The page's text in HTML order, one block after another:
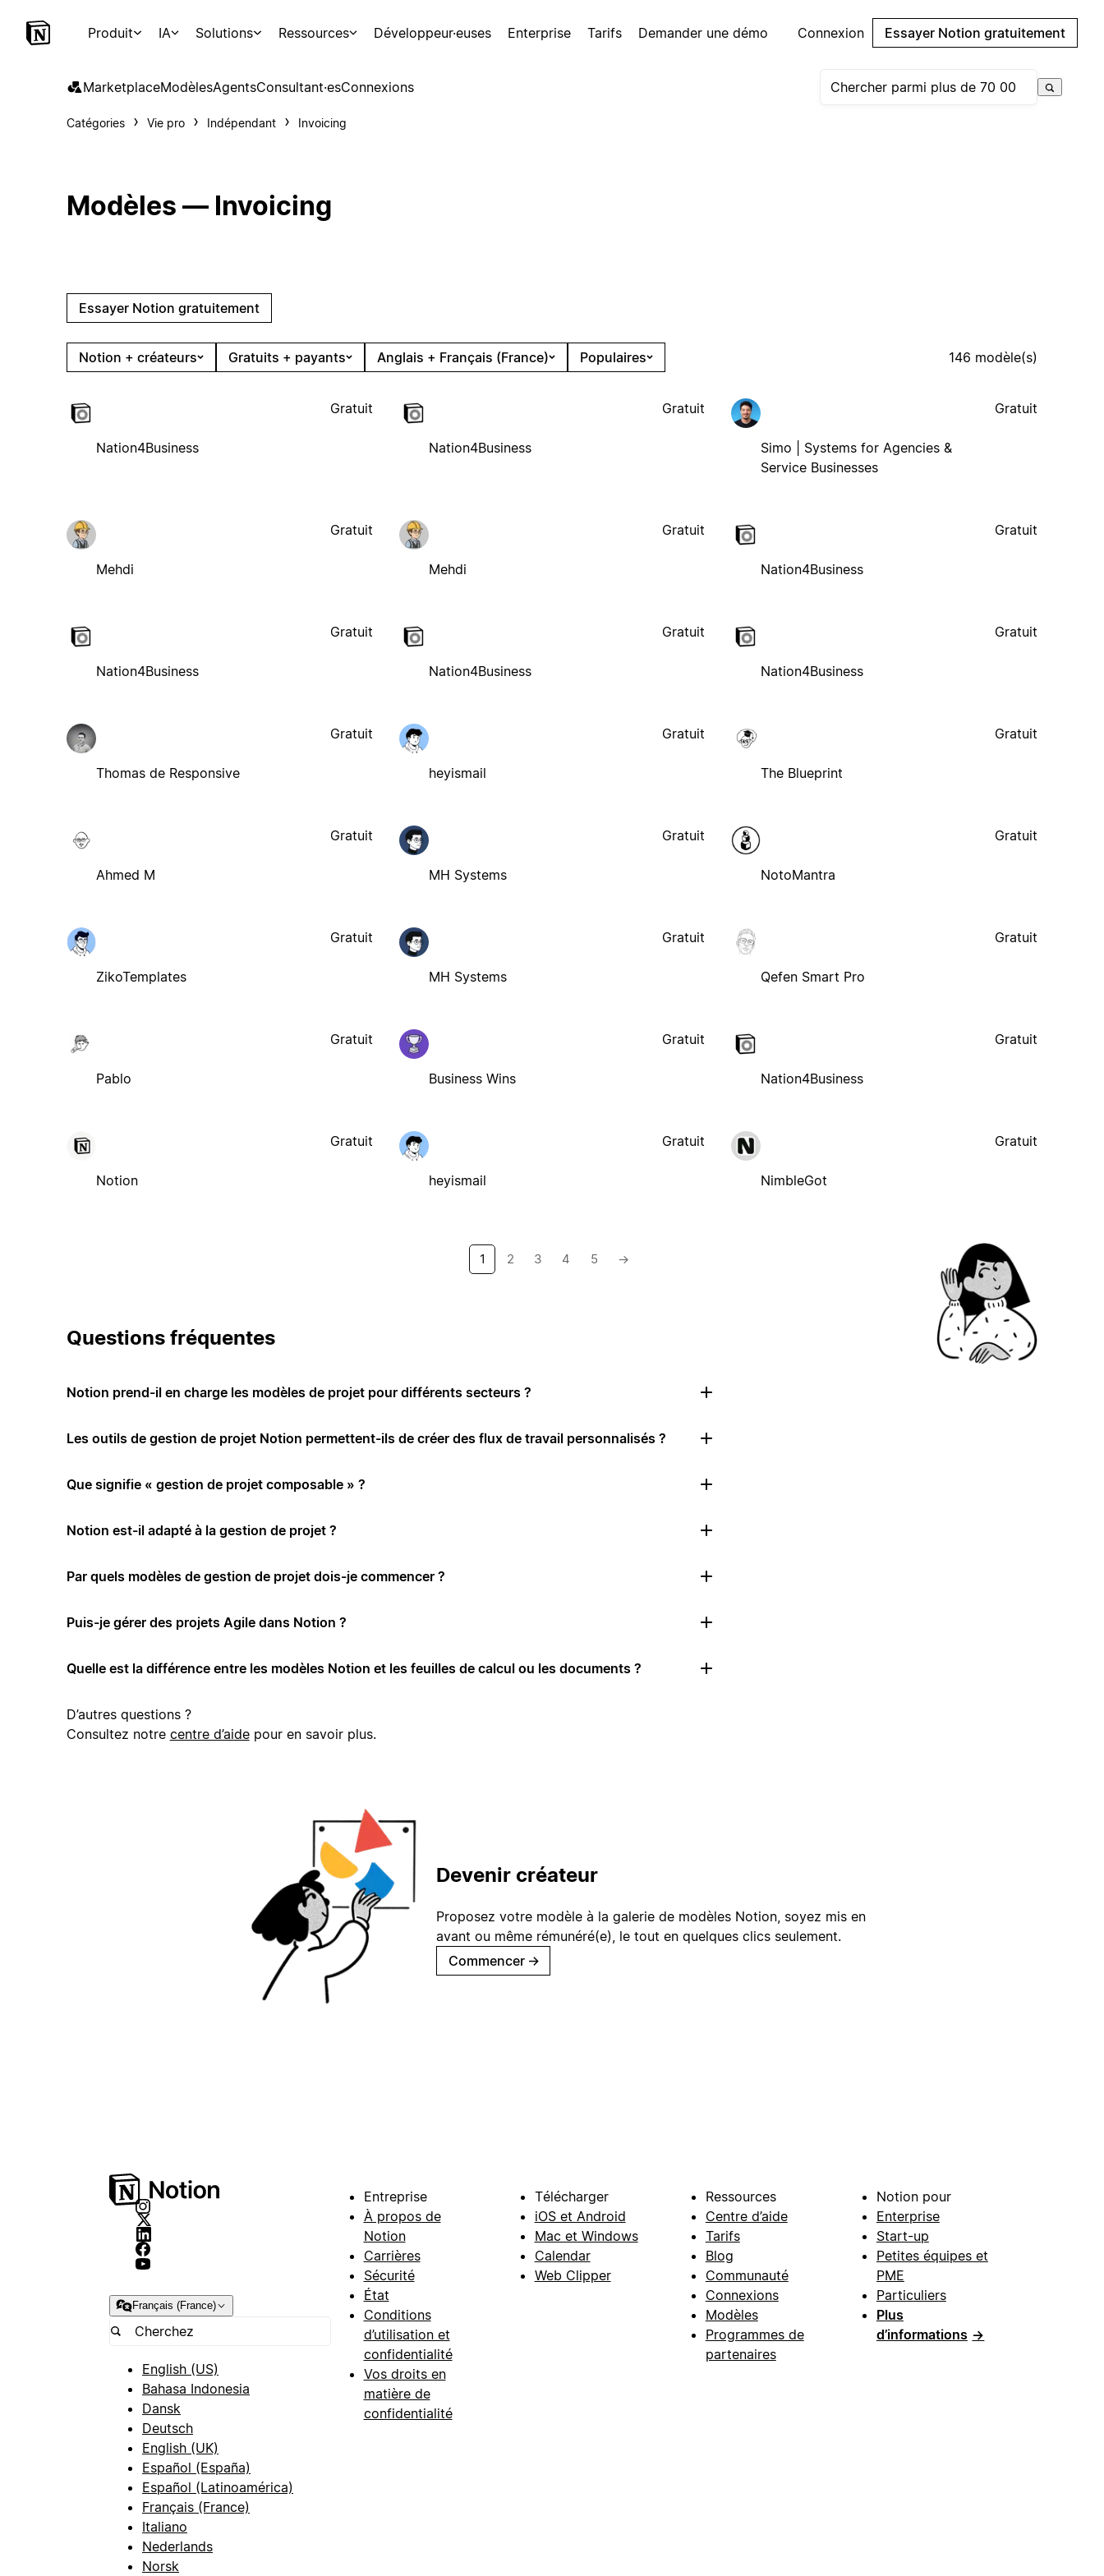
Produit IA Solutions Ressources Développeur·euses Enterprise Tarifs Demander une démo Connexion Essayer Notion gratuitement
MarketplaceModèlesAgentsConsultant·esConnexions
Catégories Vie pro Indépendant Invoicing
Modèles — Invoicing
Essayer Notion gratuitement
Notion + créateurs Gratuits + payants Anglais + Français (France) Populaires 146 modèle(s)
Nation4Business
Gratuit
Nation4Business
Gratuit
Simo | Systems for Agencies &
Service Businesses
Gratuit
Mehdi
Gratuit
Mehdi
Gratuit
Nation4Business
Gratuit
Nation4Business
Gratuit
Nation4Business
Gratuit
Nation4Business
Gratuit
Thomas de Responsive
Gratuit
heyismail
Gratuit
The Blueprint
Gratuit
Ahmed M
Gratuit
MH Systems
Gratuit
NotoMantra
Gratuit
ZikoTemplates
Gratuit
MH Systems
Gratuit
Qefen Smart Pro
Gratuit
Pablo
Gratuit
Business Wins
Gratuit
Nation4Business
Gratuit
Notion
Gratuit
heyismail
Gratuit
NimbleGot
Gratuit
1 2 3 4 5 →
Questions fréquentes
Notion prend-il en charge les modèles de projet pour différents secteurs ?
Les outils de gestion de projet Notion permettent-ils de créer des flux de travail personnalisés ?
Que signifie « gestion de projet composable » ?
Notion est-il adapté à la gestion de projet ?
Par quels modèles de gestion de projet dois-je commencer ?
Puis-je gérer des projets Agile dans Notion ?
Quelle est la différence entre les modèles Notion et les feuilles de calcul ou les documents ?
D’autres questions ?
Consultez notre centre d’aidepour en savoir plus.
Devenir créateur
Proposez votre modèle à la galerie de modèles Notion, soyez mis en
avant ou même rémunéré(e), le tout en quelques clics seulement.
Commencer →
Français (France)
English (US)
Bahasa Indonesia
Dansk
Deutsch
English (UK)
Español (España)
Español (Latinoamérica)
Français (France)
Italiano
Nederlands
Norsk
Entreprise
À propos de
Notion
Carrières
Sécurité
État
Conditions
d’utilisation et
confidentialité
Vos droits en
matière de
confidentialité
Télécharger
iOS et Android
Mac et Windows
Calendar
Web Clipper
Ressources
Centre d’aide
Tarifs
Blog
Communauté
Connexions
Modèles
Programmes de
partenaires
Notion pour
Enterprise
Start-up
Petites équipes et
PME
Particuliers
Plus
d’informations →